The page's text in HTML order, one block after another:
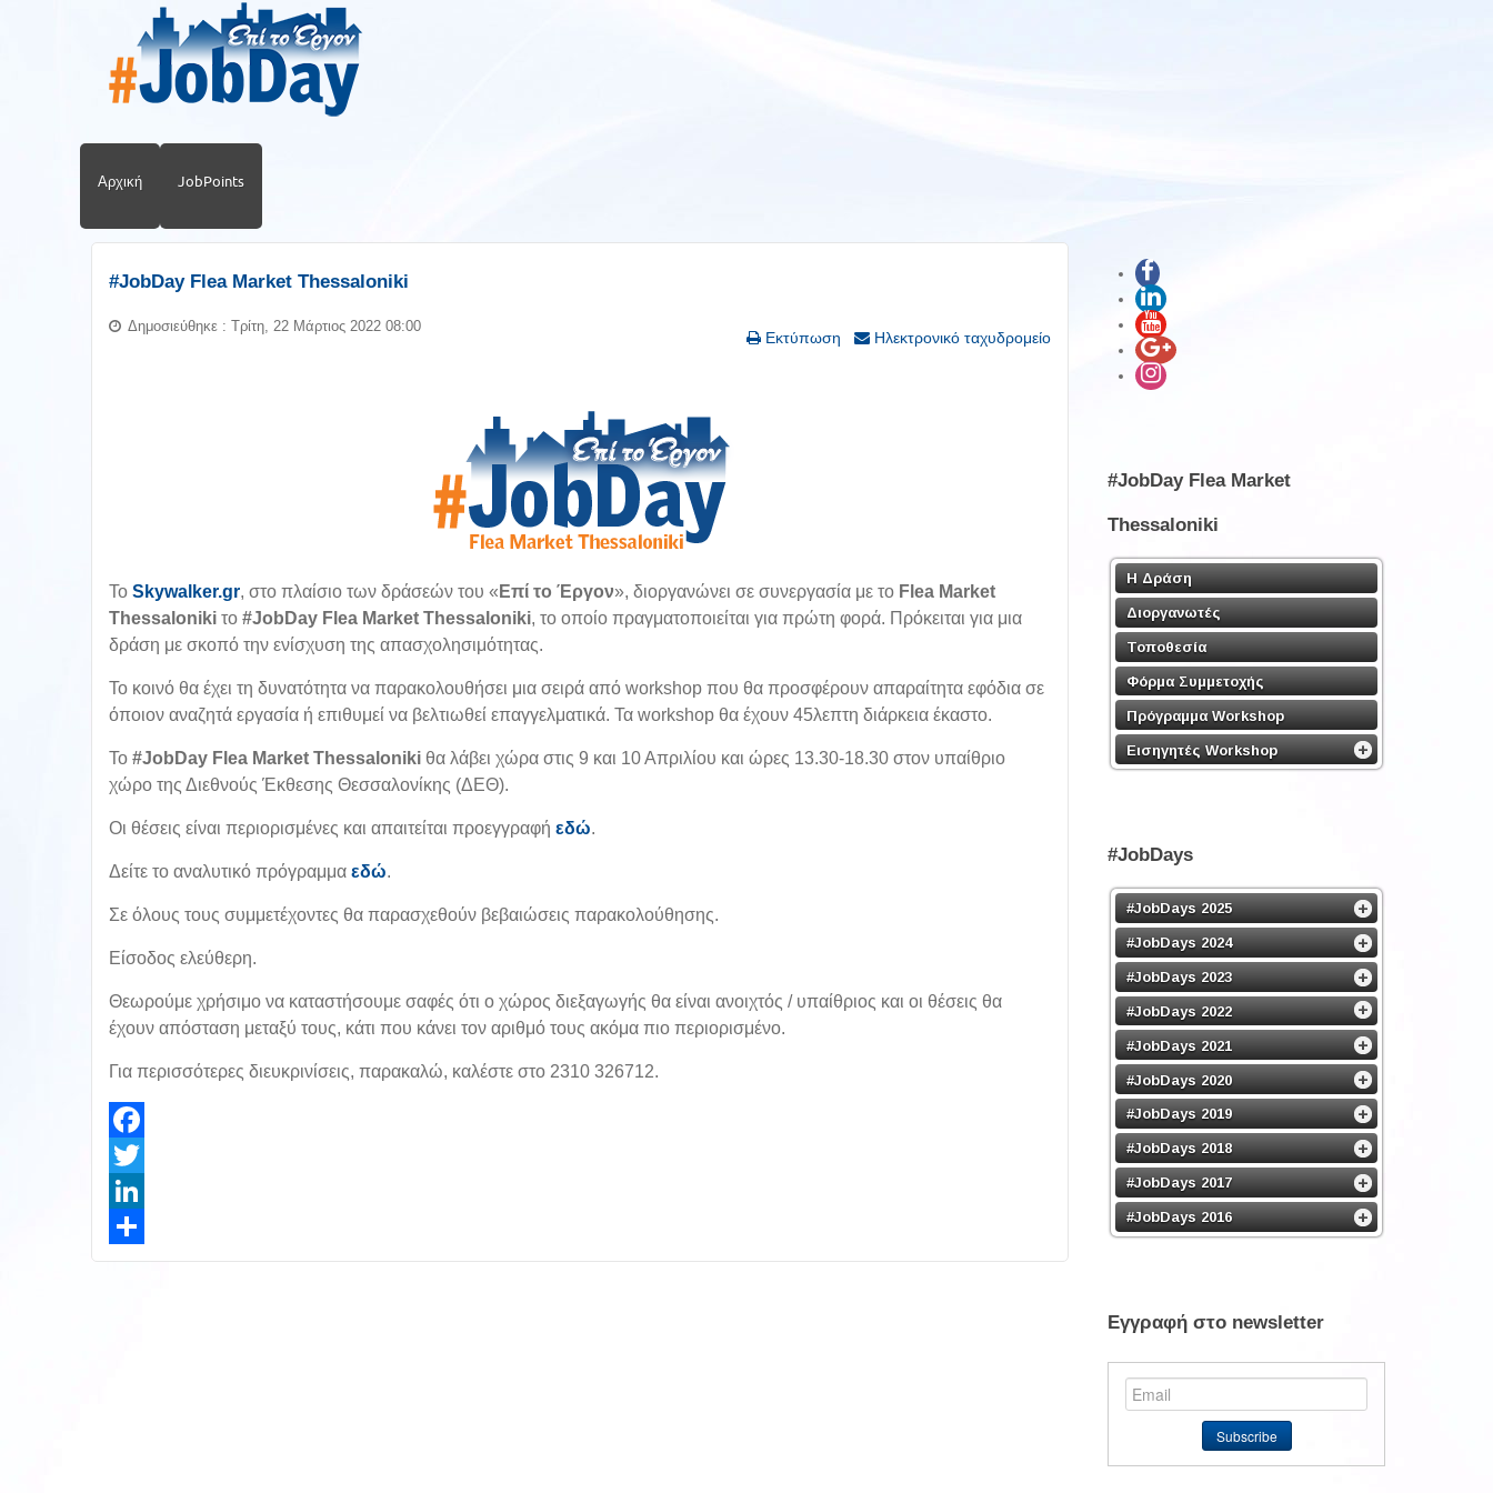
Αρχική JobPoints
#JobDay Flea Market Thessaloniki
Εκτύπωση Ηλεκτρονικό ταχυδρομείο
Δημοσιεύθηκε : Τρίτη, 22 Μάρτιος 2022 08:00
To Skywalker.gr, στο πλαίσιο των δράσεών του « Επί το Έργον», διοργανώνει σε συνεργασία με το Flea Market
Thessaloniki τo #JobDay Flea Market Thessaloniki, το οποίο πραγματοποιείται για πρώτη φορά. Πρόκειται για μια
δράση με σκοπό την ενίσχυση της απασχολησιμότητας.
Το κοινό θα έχει τη δυνατότητα να παρακολουθήσει μια σειρά από workshop που θα προσφέρουν απαραίτητα εφόδια σε
όποιον αναζητά εργασία ή επιθυμεί να βελτιωθεί επαγγελματικά. Τα workshop θα έχουν 45λεπτη διάρκεια έκαστο.
Το #JobDay Flea Market Thessaloniki θα λάβει χώρα στις 9 και 10 Απριλίου και ώρες 13.30-18.30 στον υπαίθριο
χώρο της Διεθνούς Έκθεσης Θεσσαλονίκης (ΔΕΘ).
Οι θέσεις είναι περιορισμένες και απαιτείται προεγγραφή εδώ.
Δείτε το αναλυτικό πρόγραμμα εδώ.
Σε όλους τους συμμετέχοντες θα παρασχεθούν βεβαιώσεις παρακολούθησης.
Είσοδος ελεύθερη.
Θεωρούμε χρήσιμο να καταστήσουμε σαφές ότι ο χώρος διεξαγωγής θα είναι ανοιχτός / υπαίθριος και οι θέσεις θα
έχουν απόσταση μεταξύ τους, κάτι που κάνει τον αριθμό τους ακόμα πιο περιορισμένο.
Για περισσότερες διευκρινίσεις, παρακαλώ, καλέστε στο 2310 326712.
Facebook
Twitter
LinkedIn
Share
#JobDay Flea Market
Thessaloniki
Η Δράση
Διοργανωτές
Τοποθεσία
Φόρμα Συμμετοχής
Πρόγραμμα Workshop
Εισηγητές Workshop
#JobDays
#JobDays 2025
#JobDays 2024
#JobDays 2023
#JobDays 2022
#JobDays 2021
#JobDays 2020
#JobDays 2019
#JobDays 2018
#JobDays 2017
#JobDays 2016
Εγγραφή στο newsletter